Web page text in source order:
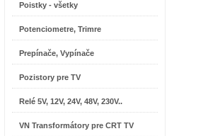
Poistky - všetky
Potenciometre, Trimre
Prepínače, Vypínače
Pozistory pre TV
Relé 5V, 12V, 24V, 48V, 230V..
VN Transformátory pre CRT TV